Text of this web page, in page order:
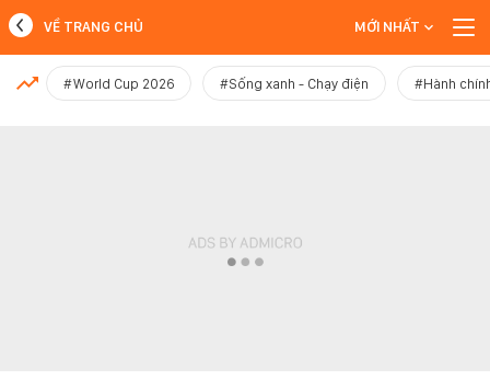
MỚI NHẤT
VỀ TRANG CHỦ MỚI NHẤT
#World Cup 2026 #Sống xanh - Chạy điện #Hành